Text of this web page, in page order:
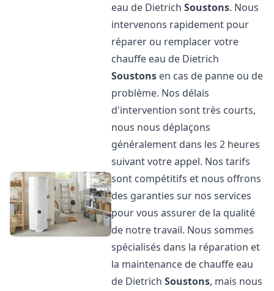
eau de DietrichSoustons. Nous
intervenons rapidement pour
réparer ou remplacer votre
chauffe eau de Dietrich
Soustons en cas de panne ou de
problème. Nos délais
d'intervention sont très courts,
nous nous déplaçons
généralement dans les 2 heures
suivant votre appel. Nos tarifs
sont compétitifs et nous offrons
des garanties sur nos services
pour vous assurer de la qualité
de notre travail. Nous sommes
spécialisés dans la réparation et
la maintenance de chauffe eau
de DietrichSoustons, mais nous